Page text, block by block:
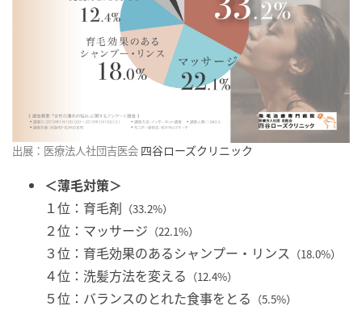
出展：医療法人社団吉医会 四谷ローズクリニック
＜薄毛対策＞
１位：育毛剤 （33.2%）
２位：マッサージ （22.1%）
３位：育毛効果のあるシャンプー・リンス （18.0%）
４位：洗髪方法を変える （12.4%）
５位：バランスのとれた食事をとる （5.5%）